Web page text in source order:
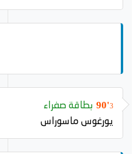
90'3
بطاقة صفراء
يورغوس ماسوراس